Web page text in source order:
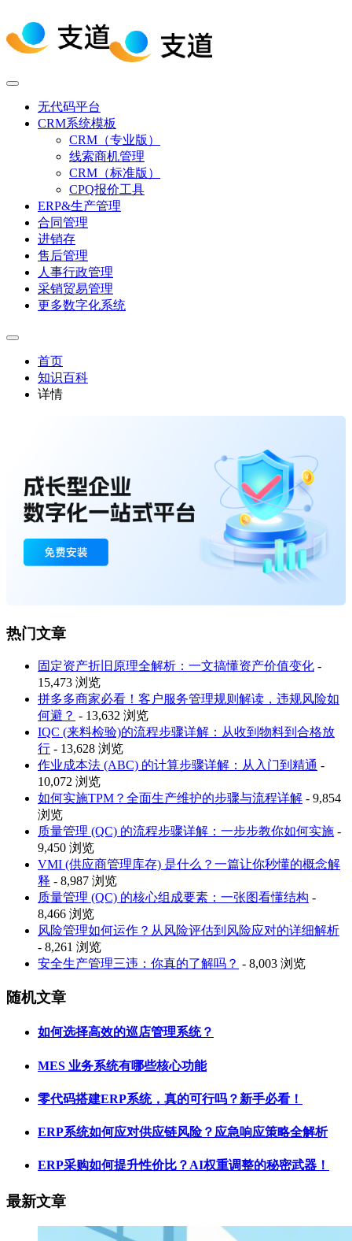
无代码平台
CRM系统模板
CRM（专业版）
线索商机管理
CRM（标准版）
CPQ报价工具
ERP&生产管理
合同管理
进销存
售后管理
人事行政管理
采销贸易管理
更多数字化系统
首页
知识百科
详情
热门文章
固定资产折旧原理全解析：一文搞懂资产价值变化 -
15,473 浏览
拼多多商家必看！客户服务管理规则解读，违规风险如
何避？ - 13,632 浏览
IQC (来料检验)的流程步骤详解：从收到物料到合格放
行 - 13,628 浏览
作业成本法 (ABC) 的计算步骤详解：从入门到精通 -
10,072 浏览
如何实施TPM？全面生产维护的步骤与流程详解 - 9,854
浏览
质量管理 (QC) 的流程步骤详解：一步步教你如何实施 -
9,450 浏览
VMI (供应商管理库存) 是什么？一篇让你秒懂的概念解
释 - 8,987 浏览
质量管理 (QC) 的核心组成要素：一张图看懂结构 -
8,466 浏览
风险管理如何运作？从风险评估到风险应对的详细解析
- 8,261 浏览
安全生产管理三违：你真的了解吗？ - 8,003 浏览
随机文章
如何选择高效的巡店管理系统？
MES 业务系统有哪些核心功能
零代码搭建ERP系统，真的可行吗？新手必看！
ERP系统如何应对供应链风险？应急响应策略全解析
ERP采购如何提升性价比？AI权重调整的秘密武器！
最新文章